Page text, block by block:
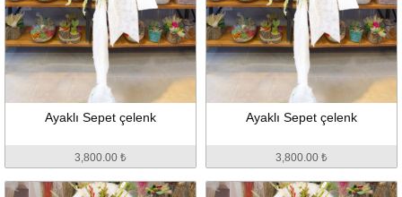
Ayaklı Sepet çelenk
3,800.00 ₺
Ayaklı Sepet çelenk
3,800.00 ₺